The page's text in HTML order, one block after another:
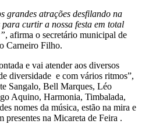
grandes atrações desfilando na
curtir a nossa festa em total
, afirma o secretário municipal de
Carneiro Filho.
e vai atender aos diversos
diversidade e com vários ritmos”,
Sangalo, Bell Marques, Léo
Aquino, Harmonia, Timbalada,
nomes da música, estão na mira e
presentes na Micareta de Feira .